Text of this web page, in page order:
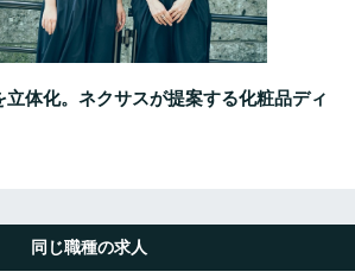
体化。ネクサスが提案する化粧品ディ
同じ職種の求人